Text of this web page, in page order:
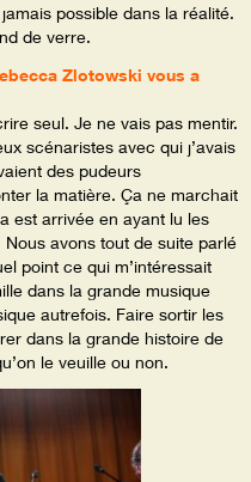
possible dans la réalité.
de verre.
Zlotowski vous a
seul. Je ne vais pas mentir.
scénaristes avec qui j’avais
des pudeurs
la matière. Ça ne marchait
est arrivée en ayant lu les
avons tout de suite parlé
point ce qui m’intéressait
dans la grande musique
autrefois. Faire sortir les
dans la grande histoire de
le veuille ou non.